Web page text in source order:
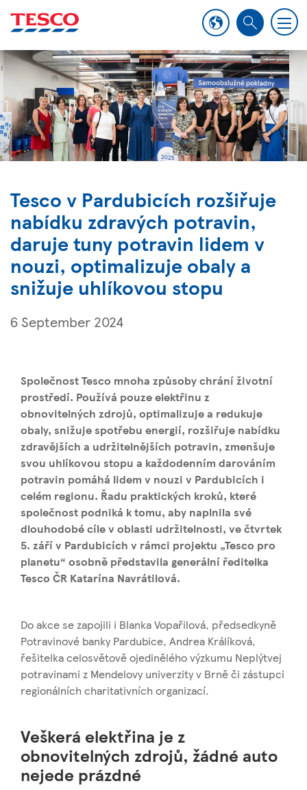
S
a
r
c
h
M
e
n
u
Tesco v Pardubicích rozšiřuje
nabídku zdravých potravin,
daruje tuny potravin lidem v
nouzi, optimalizuje obaly a
snižuje uhlíkovou stopu
6 September 2024
Společnost Tesco mnoha způsoby chrání životní
prostředí. Používá pouze elektřinu z
obnovitelných zdrojů, optimalizuje a redukuje
obaly, snižuje spotřebu energií, rozšiřuje nabídku
zdravějších a udržitelnějších potravin, zmenšuje
svou uhlíkovou stopu a každodenním darováním
potravin pomáhá lidem v nouzi v Pardubicích i
celém regionu. Řadu praktických kroků, které
společnost podniká k tomu, aby naplnila své
dlouhodobé cíle v oblasti udržitelnosti, ve čtvrtek
5. září v Pardubicích v rámci projektu „Tesco pro
planetu“ osobně představila generální ředitelka
Tesco ČR Katarína Navrátilová.
Do akce se zapojili i Blanka Vopařilová, předsedkyně
Potravinové banky Pardubice, Andrea Králíková,
řešitelka celosvětově ojedinělého výzkumu Neplýtvej
potravinami z Mendelovy univerzity v Brně či zástupci
regionálních charitativních organizací.
Veškerá elektřina je z
obnovitelných zdrojů, žádné auto
nejede prázdné